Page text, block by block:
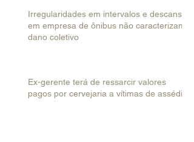
Irregularidades em intervalos e descanso
em empresa de ônibus não caracterizam
dano coletivo
Ex-gerente terá de ressarcir valores
pagos por cervejaria a vítimas de assédio